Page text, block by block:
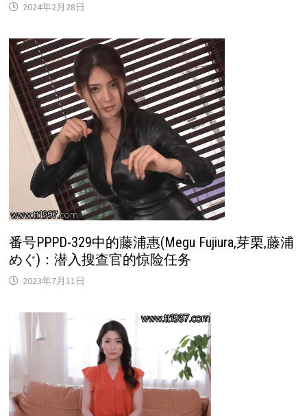
2024年2月28日
番号PPPD-329中的藤浦惠(Megu Fujiura,芽栗,藤浦
めぐ)：潜入搜查官的惊险任务
2023年7月11日